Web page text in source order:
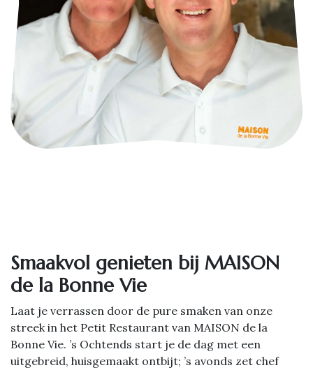
Smaakvol genieten bij MAISON
de la Bonne Vie
Laat je verrassen door de pure smaken van onze
streek in het Petit Restaurant van MAISON de la
Bonne Vie. ’s Ochtends start je de dag met een
uitgebreid, huisgemaakt ontbijt; ’s avonds zet chef